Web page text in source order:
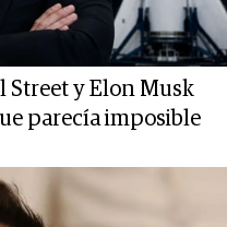
Street y Elon Musk
parecía imposible